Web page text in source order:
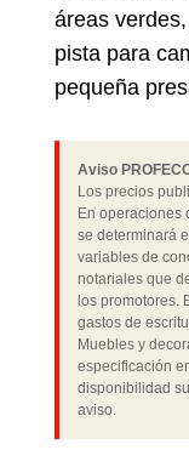
áreas
pista para
pequeña
Aviso
Los precios
En operaciones
se determinará
variables de
notariales que
los promotores.
gastos de
Muebles y
especificación
disponibilidad
aviso.